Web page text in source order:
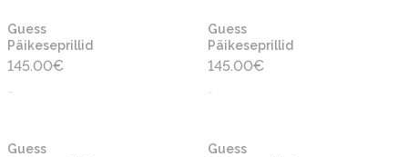
Guess
Päikeseprillid
145.00€
-
Guess
Päikeseprillid
145.00€
-
Guess
Guess